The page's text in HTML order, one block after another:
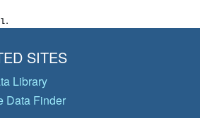
.
SITES
Library
Data Finder